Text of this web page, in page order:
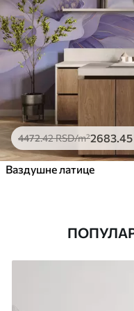
4472.42RSD/m²2683 .45
Ваздушне латице